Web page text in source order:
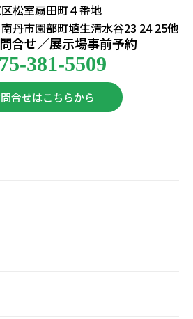
松室扇田町４番地
丹市園部町埴生清水谷23 24 25他
合せ／展示場事前予約
381-5509
合せはこちらから